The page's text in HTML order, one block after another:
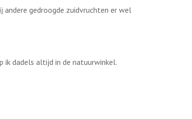
gedroogde zuidvruchten er wel
ik dadels altijd in de natuurwinkel.